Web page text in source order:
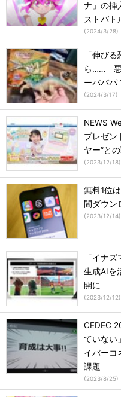
ナ」の挿
ストバト
(2024/3/28)
「伸び
ら…… 悪
ーバパパ
(2024/3/17)
NEWS
プレゼン
ヤー”と
(2023/12/18)
無料1位
間ダウン
(2023/12/14)
「イナ
生成AIを
開に
(2023/12/12)
CEDEC
ていない
イバーコ
課題
(2023/8/25)